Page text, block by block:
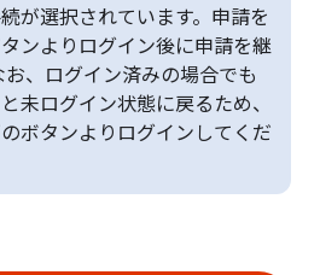
が選択されています。申請を
ンよりログイン後に申請を継
、ログイン済みの場合でも
未ログイン状態に戻るため、
ボタンよりログインしてくだ